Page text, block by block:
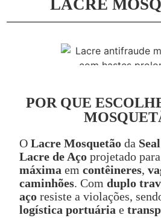
LACRE
POR QUE
O Lacre Mosquetão da
Lacre de Aço projetado para
máxima em contêineres,
caminhões. Com duplo
aço resiste a violações,
logística portuária e